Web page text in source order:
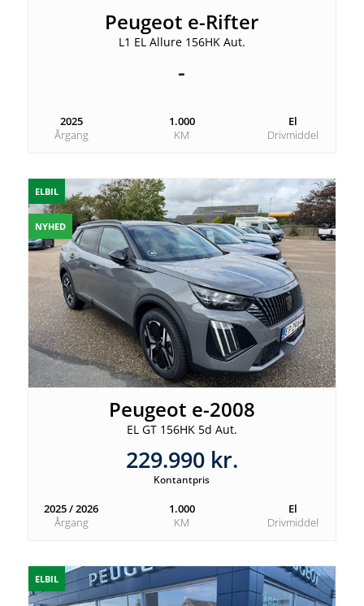
Peugeot e-Rifter
L1 EL Allure 156HK Aut.
-
2025
Årgang
1.000
KM
El
Drivmiddel
ELBIL
NYHED
Peugeot e-2008
EL GT 156HK 5d Aut.
229.990 kr.
Kontantpris
2025 / 2026
Årgang
1.000
KM
El
Drivmiddel
ELBIL